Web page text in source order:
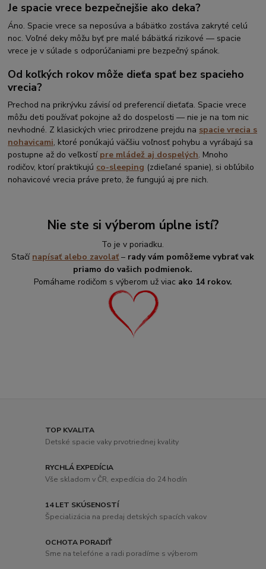
Je spacie vrece bezpečnejšie ako deka?
Áno. Spacie vrece sa neposúva a bábätko zostáva zakryté celú
noc. Voľné deky môžu byť pre malé bábätká rizikové — spacie
vrece je v súlade s odporúčaniami pre bezpečný spánok.
Od koľkých rokov môže dieťa spať bez spacieho
vrecia?
Prechod na prikrývku závisí od preferencií dieťaťa. Spacie vrece
môžu deti používať pokojne až do dospelosti — nie je na tom nic
nevhodné. Z klasických vriec prirodzene prejdu na spacie vrecia s
nohavicami, ktoré ponúkajú väčšiu voľnosť pohybu a vyrábajú sa
postupne až do veľkostí pre mládež aj dospelých. Mnoho
rodičov, ktorí praktikujú co-sleeping (zdieľané spanie), si obľúbilo
nohavicové vrecia práve preto, že fungujú aj pre nich.
Nie ste si výberom úplne istí?
To je v poriadku.
Stačí napísať alebo zavolať– rady vám pomôžeme vybrať vak
priamo do vašich podmienok.
Pomáhame rodičom s výberom už viac ako 14 rokov.
TOP KVALITA
Detské spacie vaky prvotriednej kvality
RYCHLÁ EXPEDÍCIA
Vše skladom v ČR, expedícia do 24 hodín
14 LET SKÚSENOSTÍ
Špecializácia na predaj detských spacích vakov
OCHOTA PORADIŤ
Sme na telefóne a radi poradíme s výberom